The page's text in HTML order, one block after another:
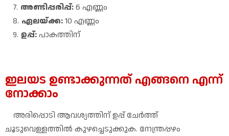
അണ്ടിപ്പരിപ്പ്:6 എണ്ണം
ഏലയ്ക്ക:10 എണ്ണം
ഉപ്പ്:പാകത്തിന്
ഇലയട ഉണ്ടാക്കുന്നത് എങ്ങനെ എന്ന്
നോക്കാം
അരിപ്പൊടി ആവശ്യത്തിന് ഉപ്പ് ചേർത്ത്
ചൂടുവെള്ളത്തിൽ കുഴച്ചെടുക്കുക. നേന്ത്രപ്പഴം